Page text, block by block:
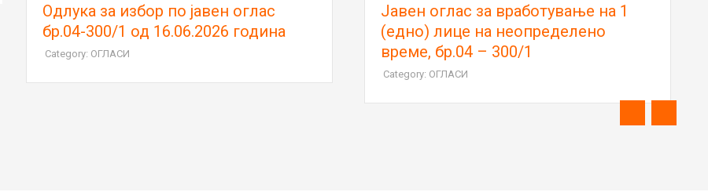
Oдлука за избор по јавен оглас
бр.04-300/1 од 16.06.2026 година
Category: ОГЛАСИ
Јавен оглас за вработување на 1
(едно) лице на неопределено
време, бр.04 – 300/1
Category: ОГЛАСИ